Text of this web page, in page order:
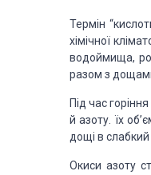
Термін
хімічної
водоймища,
разом з дощами
Під час
й азоту. їх
дощі в
Окиси азоту